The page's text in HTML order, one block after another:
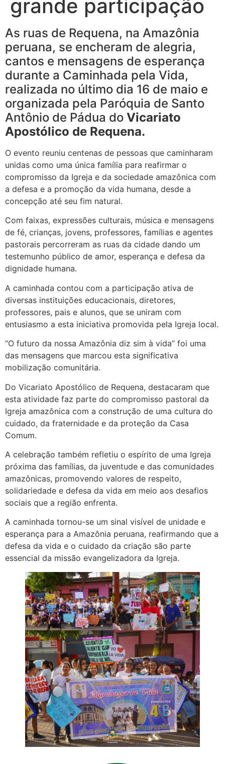
grande participação
As ruas de Requena, na Amazônia
peruana, se encheram de alegria,
cantos e mensagens de esperança
durante a Caminhada pela Vida,
realizada no último dia 16 de maio e
organizada pela Paróquia de Santo
Antônio de Pádua do Vicariato
Apostólico de Requena.
O evento reuniu centenas de pessoas que caminharam
unidas como uma única família para reafirmar o
compromisso da Igreja e da sociedade amazônica com
a defesa e a promoção da vida humana, desde a
concepção até seu fim natural.
Com faixas, expressões culturais, música e mensagens
de fé, crianças, jovens, professores, famílias e agentes
pastorais percorreram as ruas da cidade dando um
testemunho público de amor, esperança e defesa da
dignidade humana.
A caminhada contou com a participação ativa de
diversas instituições educacionais, diretores,
professores, pais e alunos, que se uniram com
entusiasmo a esta iniciativa promovida pela Igreja local.
“O futuro da nossa Amazônia diz sim à vida” foi uma
das mensagens que marcou esta significativa
mobilização comunitária.
Do Vicariato Apostólico de Requena, destacaram que
esta atividade faz parte do compromisso pastoral da
Igreja amazônica com a construção de uma cultura do
cuidado, da fraternidade e da proteção da Casa
Comum.
A celebração também refletiu o espírito de uma Igreja
próxima das famílias, da juventude e das comunidades
amazônicas, promovendo valores de respeito,
solidariedade e defesa da vida em meio aos desafios
sociais que a região enfrenta.
A caminhada tornou-se um sinal visível de unidade e
esperança para a Amazônia peruana, reafirmando que a
defesa da vida e o cuidado da criação são parte
essencial da missão evangelizadora da Igreja.